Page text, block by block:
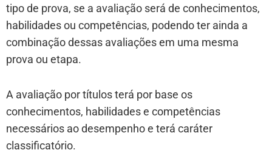
tipo de prova, se a avaliação será de conhecimentos,
habilidades ou competências, podendo ter ainda a
combinação dessas avaliações em uma mesma
prova ou etapa.
A avaliação por títulos terá por base os
conhecimentos, habilidades e competências
necessários ao desempenho e terá caráter
classificatório.